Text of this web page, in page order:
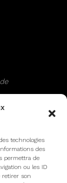
technologies
des
permettra de
ou les ID
retirer son